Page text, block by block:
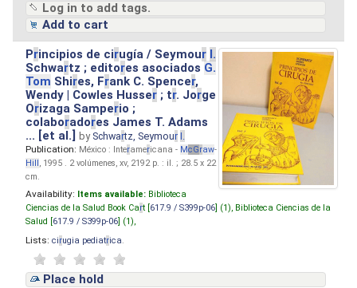
Log in to add tags.
Add to cart
Principios de cirugía / Seymour I.
Schwartz ; editores asociados G.
Tom Shires, Frank C. Spencer,
Wendy | Cowles Husser ; tr. Jorge
Orizaga Samperio ;
colaboradores James T. Adams
... [et al.]by Schwartz, Seymour I.
Publication: México : Interamericana - McGraw-
Hill, 1995 . 2 volúmenes, xv, 2192 p. : il. ; 28.5 x 22
cm.
Availability: Items available: Biblioteca
Ciencias de la Salud Book Cart [ 617.9 / S399p-06 ] (1), Biblioteca Ciencias de la
Salud [ 617.9 / S399p-06 ] (1),
Lists: cirugia pediatrica
Place hold